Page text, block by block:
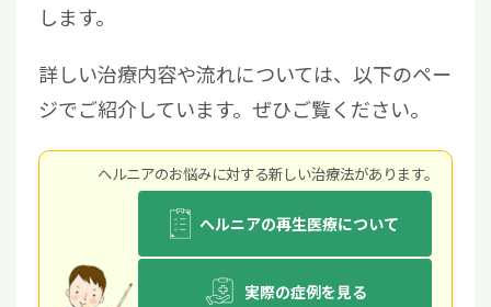
します。
詳しい治療内容や流れについては、以下のペー
ジでご紹介しています。ぜひご覧ください。
ヘルニアのお悩みに対する新しい治療法があります。
ヘルニアの再生医療について
実際の症例を見る